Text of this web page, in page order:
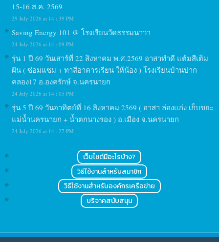
15-16 ส.ค. 2569
29 July 2026 at 14 : 39 PM
Saving Energy 101 @ โรงเรียนวัดธรรมนาวา
24 July 2026 at 14 : 09 PM
รุ่น 1 ปี 69 วันเสาร์ที่ 22 สิงหาคม พ.ศ.2569 อาสาทำดี แต้มสีเติม
ฝัน ( ซ่อมแซม + ทาสีอาคารเรียน ให้น้อง ) โรงเรียนบ้านปาก
คลอง17 อ.องครักษ์ จ.นครนายก
24 July 2026 at 14 : 05 PM
รุ่น 5 ปี 69 วันอาทิตย์ที่ 16 สิงหาคม 2569 ( อาสา ล่องแก่ง เก็บขยะ
แม่น้ำนครนายก + น้ำตกนางรอง ) อ.เมือง จ.นครนายก
24 July 2026 at 14 : 27 PM
เว็บไซต์มีอะไรบ้าง?
วิธีใช้งานสำหรับสมาชิก
วิธีใช้งานสำหรับองค์กรเครือข่าย
บริจาคสนับสนุน